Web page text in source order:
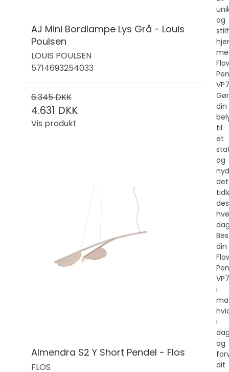
AJ Mini Bordlampe Lys Grå - Louis
Poulsen
LOUIS POULSEN
5714693254033
6.345 DKK
4.631 DKK
Vis produkt
Almendra S2 Y Short Pendel - Flos
FLOS
og
Gør
din
til
et
og
nyd
det
din
VP7
i
i
og
dit